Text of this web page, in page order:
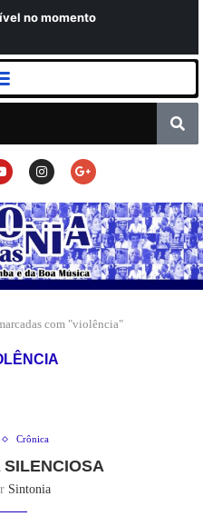
com "violência"
Crônica
Sintonia